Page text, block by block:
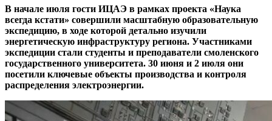
В начале июля гости ИЦАЭ в рамках проекта «Наука
всегда кстати» совершили масштабную образовательную
экспедицию, в ходе которой детально изучили
энергетическую инфраструктуру региона. Участниками
экспедиции стали студенты и преподаватели смоленского
государственного университета. 30 июня и 2 июля они
посетили ключевые объекты производства и контроля
распределения электроэнергии.